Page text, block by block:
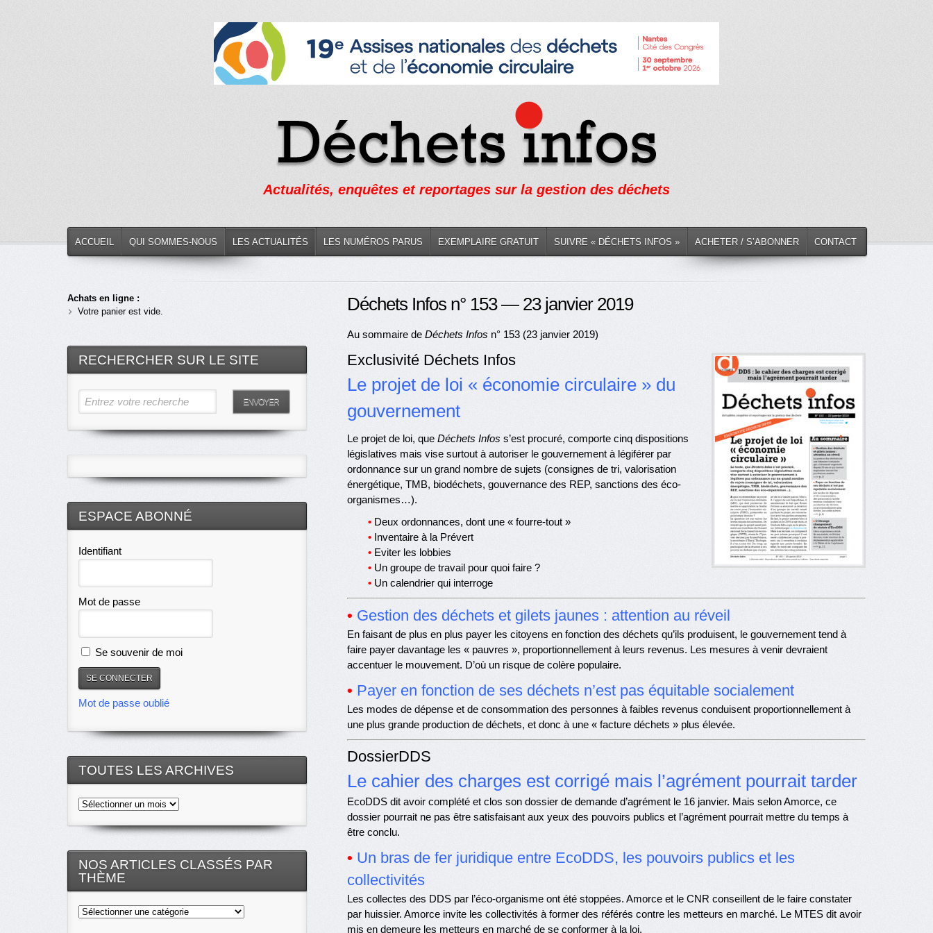
Actualités, enquêtes et reportages sur la gestion des déchets
ACCUEIL QUI SOMMES-NOUS LES ACTUALITÉS LES NUMÉROS PARUS EXEMPLAIRE GRATUIT SUIVRE « DÉCHETS INFOS » ACHETER / S’ABONNER CONTACT
Déchets Infos n° 153 — 23 janvier 2019
Au sommaire de Déchets Infos n° 153 (23 janvier 2019)
Exclusivité Déchets Infos
Le projet de loi « économie circulaire » du
gouvernement
Le projet de loi, que Déchets Infos s’est procuré, comporte cinq dispositions
législatives mais vise surtout à autoriser le gouvernement à légiférer par
ordonnance sur un grand nombre de sujets (consignes de tri, valorisation
énergétique, TMB, biodéchets, gouvernance des REP, sanctions des éco-
organismes…).
•Deux ordonnances, dont une « fourre-tout »
•Inventaire à la Prévert
•Eviter les lobbies
•Un groupe de travail pour quoi faire ?
•Un calendrier qui interroge
• Gestion des déchets et gilets jaunes : attention au réveil
En faisant de plus en plus payer les citoyens en fonction des déchets qu’ils produisent, le gouvernement tend à
faire payer davantage les « pauvres », proportionnellement à leurs revenus. Les mesures à venir devraient
accentuer le mouvement. D’où un risque de colère populaire.
• Payer en fonction de ses déchets n’est pas équitable socialement
Les modes de dépense et de consommation des personnes à faibles revenus conduisent proportionnellement à
une plus grande production de déchets, et donc à une « facture déchets » plus élevée.
DossierDDS
Le cahier des charges est corrigé mais l’agrément pourrait tarder
EcoDDS dit avoir complété et clos son dossier de demande d’agrément le 16 janvier. Mais selon Amorce, ce
dossier pourrait ne pas être satisfaisant aux yeux des pouvoirs publics et l’agrément pourrait mettre du temps à
être conclu.
• Un bras de fer juridique entre EcoDDS, les pouvoirs publics et les
collectivités
Les collectes des DDS par l’éco-organisme ont été stoppées. Amorce et le CNR conseillent de le faire constater
par huissier. Amorce invite les collectivités à former des référés contre les metteurs en marché. Le MTES dit avoir
mis en demeure les metteurs en marché de se conformer à la loi.
Achats en ligne :
Votre panier est vide.
RECHERCHER SUR LE SITE
Entrez votre recherche ENVOYER
ESPACE ABONNÉ
Identifiant
Mot de passe
Se souvenir de moi
Mot de passe oublié
TOUTES LES ARCHIVES
Toutes
archives
NOS ARTICLES CLASSÉS PAR
THÈME
Nos